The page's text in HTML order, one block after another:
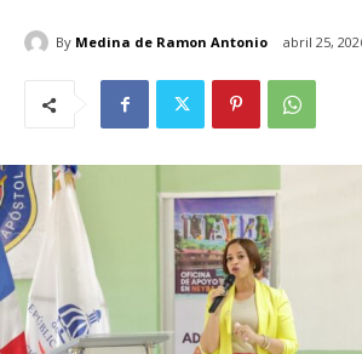
By Medina de Ramon Antonio abril 25,